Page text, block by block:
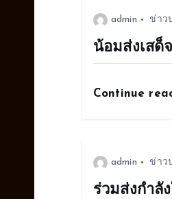
admin ข่าว
น้อมส่งเสด็
Continue
admin ข่าว
ร่วมส่งกำลั